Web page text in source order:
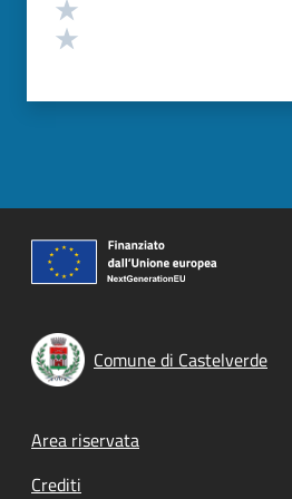
Comune di Castelverde
Footer menu
Area riservata
Crediti